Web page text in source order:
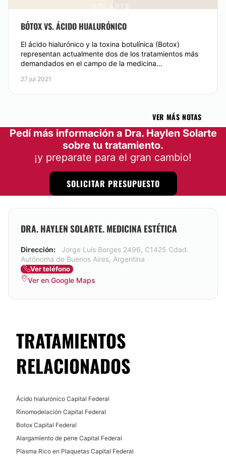
BÓTOX VS. ÁCIDO HUALURÓNICO
El ácido hialurónico y la toxina botulínica (Botox)
representan actualmente dos de los tratamientos más
demandados en el campo de la medicina...
27 jul 2021
VER MÁS NOTAS
Pedí más información a Dra. Haylen Solarte
sobre tu tratamiento.
¡y preparate para el gran cambio!
SOLICITAR PRESUPUESTO
DRA. HAYLEN SOLARTE. MEDICINA ESTÉTICA
Dirección:
Jorge Luis Borges 2496, C1425 Cdad.
Autónoma de Buenos Aires, Argentina
Ver teléfono
Ver en Google Maps
TRATAMIENTOS
RELACIONADOS
Ácido hialurónico Capital Federal
Rinomodelación Capital Federal
Botox Capital Federal
Alargamiento de pene Capital Federal
Plasma Rico en Plaquetas Capital Federal